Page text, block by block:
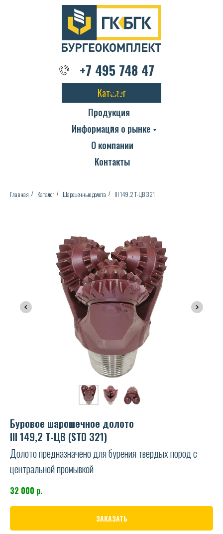
Каталог
Продукция
О компании
Контакты
+7 495 748 47
02
Информация о рынке
+7 495 748 47 02
Главная / Каталог / Шарошечные долота / III 149,2 Т-ЦВ 321
Буровое шарошечное долото
III 149,2 Т-ЦВ (STD 321)
Долото предназначено для бурения твердых пород с
центральной промывкой
32 000 р.
ЗАКАЗАТЬ